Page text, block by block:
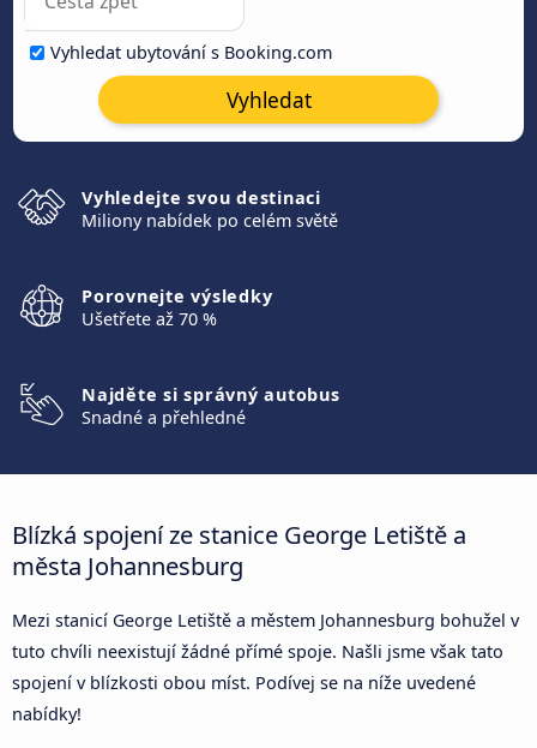
Vyhledat ubytování s Booking.com
Vyhledat
Vyhledejte svou destinaci
Miliony nabídek po celém světě
Porovnejte výsledky
Ušetřete až 70 %
Najděte si správný autobus
Snadné a přehledné
Blízká spojení ze stanice George Letiště a
města Johannesburg
Mezi stanicí George Letiště a městem Johannesburg bohužel v
tuto chvíli neexistují žádné přímé spoje. Našli jsme však tato
spojení v blízkosti obou míst. Podívej se na níže uvedené
nabídky!